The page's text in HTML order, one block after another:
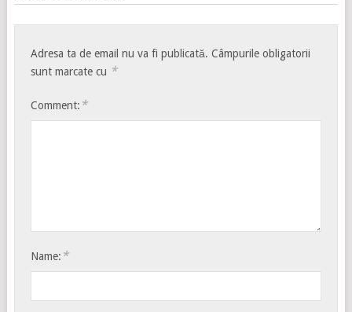
Adresa ta de email nu va fi publicată. Câmpurile obligatorii
sunt marcate cu *
Comment: *
Name: *